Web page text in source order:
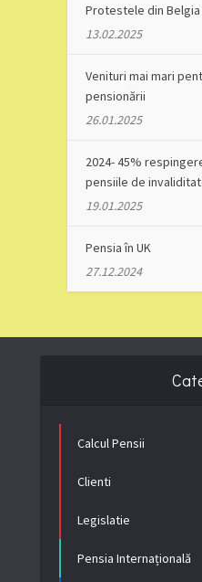
Protestele din
13.02.2025
Venituri mai mari
pensionării
26.01.2025
2024- 45%
pensiile de
19.01.2025
Pensia în UK
27.12.2024
Calcul Pensii
Clienti
Legislatie
Pensia Internațională